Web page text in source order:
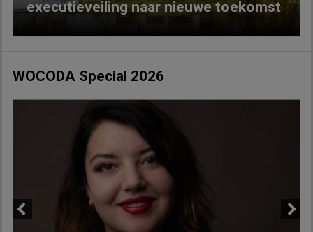
executieveiling naar nieuwe toekomst
WOCODA Special 2026